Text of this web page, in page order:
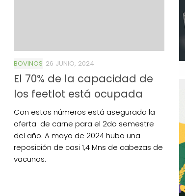
BOVINOS 26 JUNIO, 2024
El 70% de la capacidad de
los feetlot está ocupada
Con estos números está asegurada la
oferta de carne para el 2do semestre
del año. A mayo de 2024 hubo una
reposición de casi 1,4 Mns de cabezas de
vacunos.